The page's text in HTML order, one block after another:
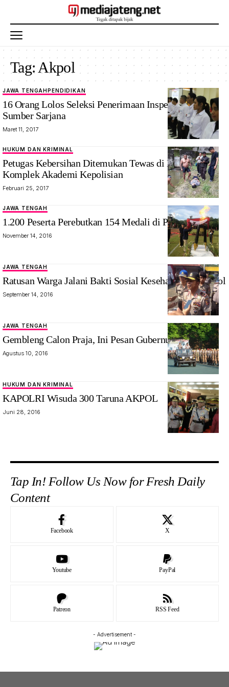
Tag: Akpol
JAWA TENGAHPENDIDIKAN
16 Orang Lolos Seleksi Penerimaan Inspektur Polisi
Sumber Sarjana
Maret 11, 2017
HUKUM DAN KRIMINAL
Petugas Kebersihan Ditemukan Tewas di Bendungan
Komplek Akademi Kepolisian
Februari 25, 2017
JAWA TENGAH
1.200 Peserta Perebutkan 154 Medali di Porsimaptar
November 14, 2016
JAWA TENGAH
Ratusan Warga Jalani Bakti Sosial Kesehatan dari Akpol
September 14, 2016
JAWA TENGAH
Gembleng Calon Praja, Ini Pesan Gubernur Akpol
Agustus 10, 2016
HUKUM DAN KRIMINAL
KAPOLRI Wisuda 300 Taruna AKPOL
Juni 28, 2016
Tap In! Follow Us Now for Fresh Daily
Content
Facebook X
Youtube PayPal
Patreon RSS Feed
- Advertisement -